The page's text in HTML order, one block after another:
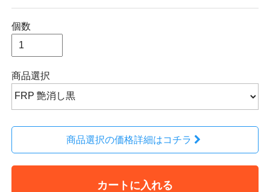
個数
商品選択
商品選択の価格詳細はコチラ
カートに入れる